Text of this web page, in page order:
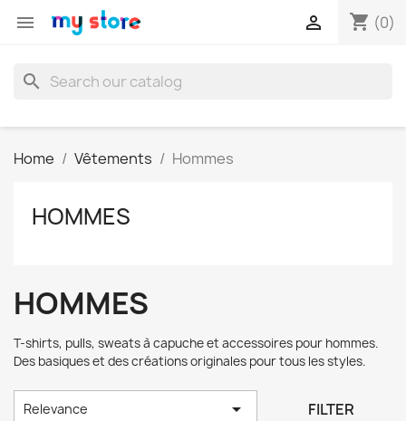
 shopping_cart (0)

search
Home Vêtements Hommes
HOMMES
HOMMES
T-shirts, pulls, sweats à capuche et accessoires pour hommes.
Des basiques et des créations originales pour tous les styles.
Relevance  FILTER